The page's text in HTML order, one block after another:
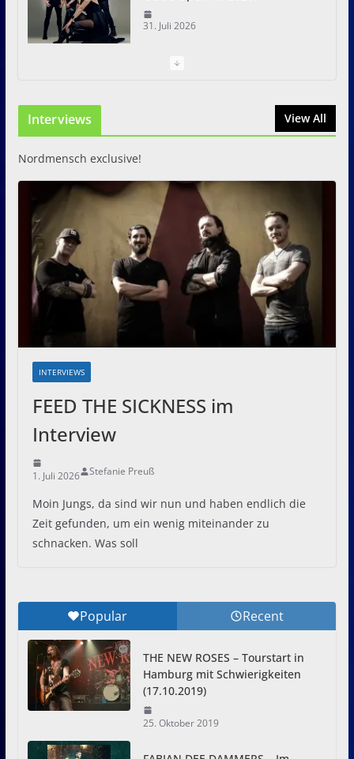
31. Juli 2026
I Prevail – Violent Nature
Interviews View All
Nordmensch exclusive!
INTERVIEWS
FEED THE SICKNESS im
Interview
1. Juli 2026 Stefanie Preuß
Moin Jungs, da sind wir nun und haben endlich die
Zeit gefunden, um ein wenig miteinander zu
schnacken. Was soll
Popular Recent
THE NEW ROSES – Tourstart in
Hamburg mit Schwierigkeiten
(17.10.2019)
25. Oktober 2019